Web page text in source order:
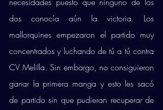
dos conocía aún la victoria. Los
mallorquines empezaron el partido muy
concentrados y luchando de tú a tú contra
CV Melilla. Sin embargo, no consiguieron
ganar la primera manga y esto les sacó
de partido sin que pudieran recuperar de